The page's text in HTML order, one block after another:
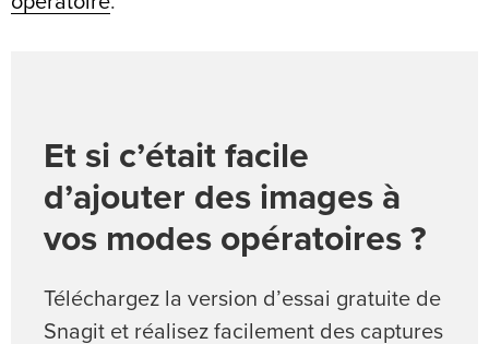
Et si c’était facile
d’ajouter des images à
vos modes opératoires ?
Téléchargez la version d’essai gratuite de
Snagit et réalisez facilement des captures